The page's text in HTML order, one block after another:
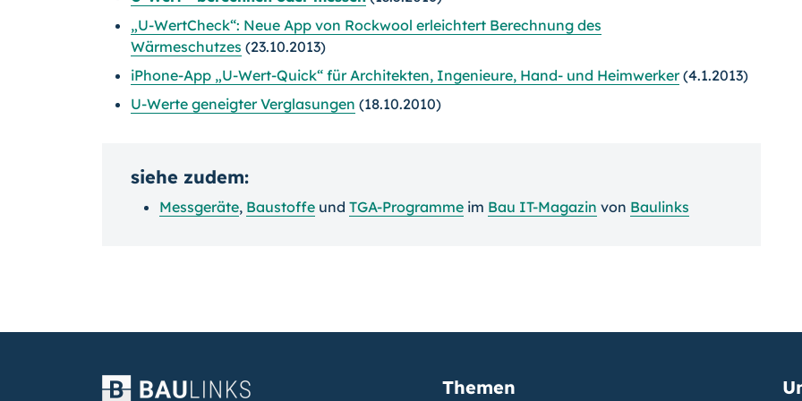
„U-WertCheck“: Neue App von Rockwool erleichtert Berechnung des
Wärmeschutzes (23.10.2013)
iPhone-App „U-Wert-Quick“ für Architekten, Ingenieure, Hand- und Heimwerker(4.1.2013)
U-Werte geneigter Verglasungen (18.10.2010)
siehe zudem:
Messgeräte, Baustoffe und TGA-Programme im Bau IT-Magazin von Baulinks
Themen